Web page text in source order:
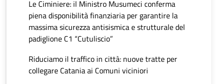
Le Ciminiere: il Ministro Musumeci conferma
piena disponibilità finanziaria per garantire la
massima sicurezza antisismica e strutturale del
padiglione C1 “Cutuliscio”
Riduciamo il traffico in città: nuove tratte per
collegare Catania ai Comuni viciniori